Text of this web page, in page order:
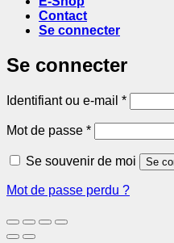
Contact
Se connecter
Se connecter
Identifiant ou e-mail *
Mot de passe *Obligatoire
Se souvenir de moi Se
Mot de passe perdu ?